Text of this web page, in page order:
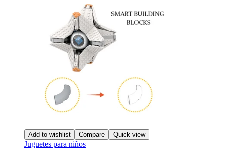
Add to wishlist Compare Quick view
Juguetes para niños